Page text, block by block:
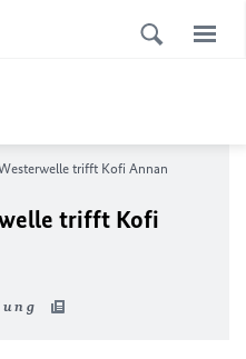
trifft Kofi Annan
trifft Kofi